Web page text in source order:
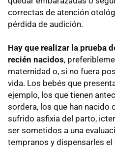
correctas de atención
pérdida de audición.
Hay que realizar la prueba
recién nacidos,
maternidad o, si no fuera
vida. Los bebés que
ejemplo, los que tienen
sordera, los que han nacido
sufrido asfixia del parto,
ser sometidos a una
tempranos y dispensarles